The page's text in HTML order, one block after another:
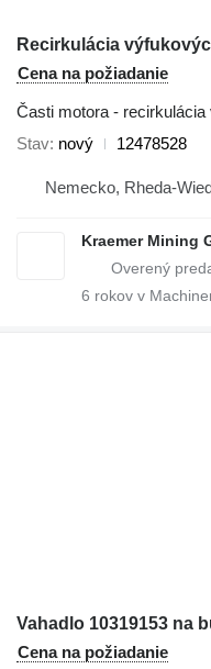
Cena na požiadanie
Časti motora -
Stav nový 12478528
Nemecko, Rheda-
Kraemer Mining
6 rokov v
Cena na požiadanie